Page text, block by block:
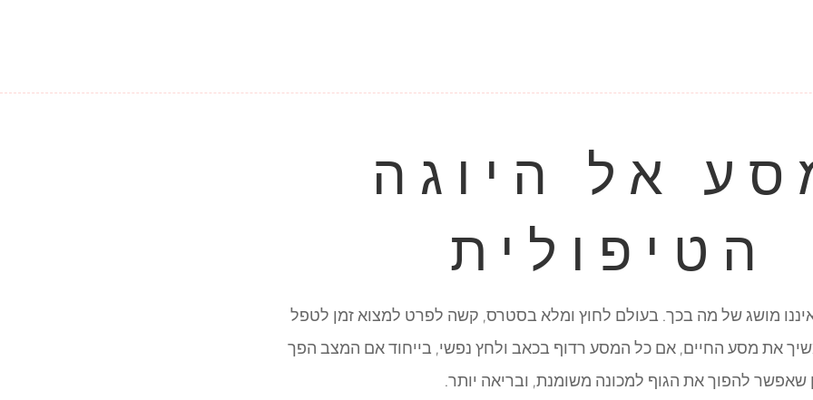
אל היוגה
הטיפולית
מושג של מה בכך. בעולם לחוץ ומלא בסטרס, קשה לפרט למצוא זמן לטפל
את מסע החיים, אם כל המסע רדוף בכאב ולחץ נפשי, בייחוד אם המצב הפך
להפוך את הגוף למכונה משומנת, ובריאה יותר.